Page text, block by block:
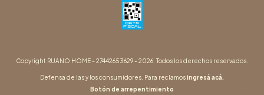
Copyright RUANO HOME - 27442653629 - 2026. Todos los derechos reservados.
Defensa de las y los consumidores. Para reclamosingresá acá.
Botón de arrepentimiento